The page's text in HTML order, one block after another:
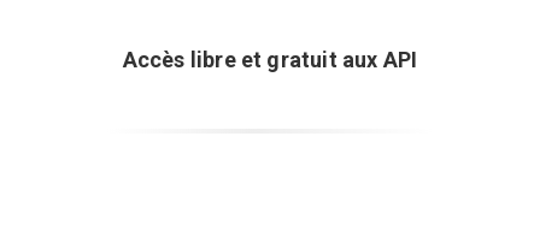
Accès libre et gratuit aux API